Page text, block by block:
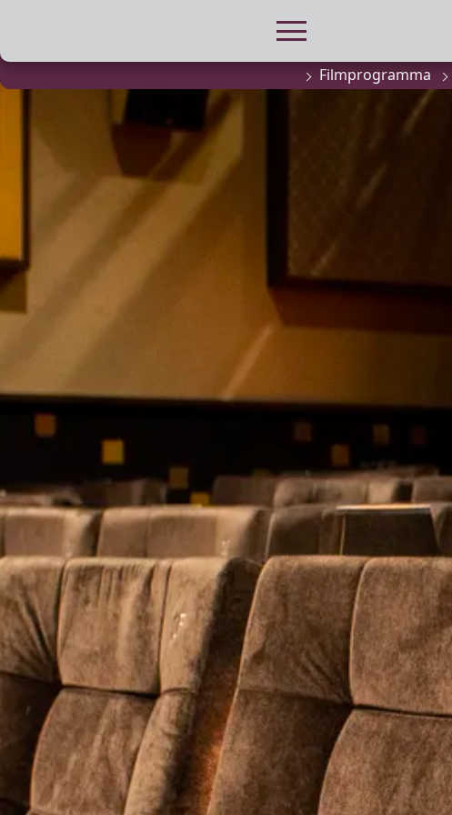
FILMPROGRAMMA
Actueel filmaanbod
filmprogramma
ABONNEMENT
CADEAUTIPS
Cadeaukaart kopen
Cadeaukaart saldo
Abonnement cadeau
geven
ONZE BIOSCOOP
Ons serviceconcept
Balkon en Loungebar
Eten en drinken
Vacatures
PRAKTISCH
Openingstijden
Filmprogramma